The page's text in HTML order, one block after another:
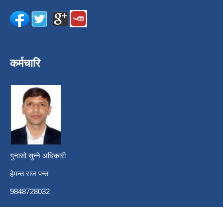
कर्मचारि
गुनासो सुन्ने अधिकारी
हेमन्त राज पन्त
9848728032